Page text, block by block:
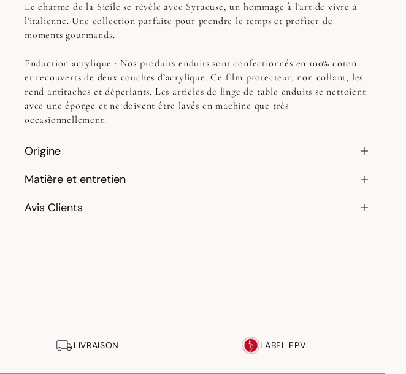
Le charme de la Sicile se révèle avec Syracuse, un hommage à l'art de vivre à
l'italienne. Une collection parfaite pour prendre le temps et profiter de
moments gourmands.
Enduction acrylique : Nos produits enduits sont confectionnés en 100% coton
et recouverts de deux couches d’acrylique. Ce film protecteur, non collant, les
rend antitaches et déperlants. Les articles de linge de table enduits se nettoient
avec une éponge et ne doivent être lavés en machine que très
occasionnellement.
Origine
Matière et entretien
Avis Clients
LIVRAISON LABEL EPV